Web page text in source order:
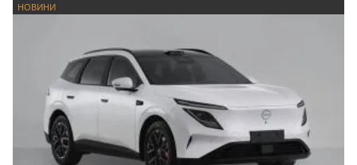
НОВИНИ